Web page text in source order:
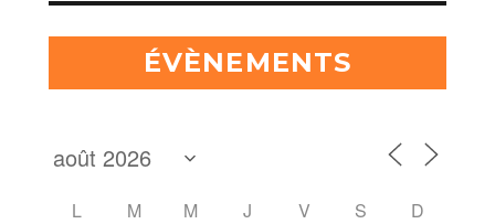
ÉVÈNEMENTS
L M M J V S
D